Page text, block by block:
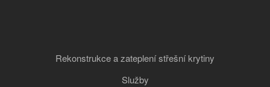
Rekonstrukce a zateplení střešní krytiny
Služby